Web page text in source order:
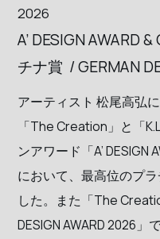
A’ DESIGN AWARD
チナ賞 / GERMAN
2026
アーティスト 松尾高弘
「The Creation」と「
ンアワード「A’ DESIGN
において、最高位のプ
した。また「The
DESIGN AWARD 2026」